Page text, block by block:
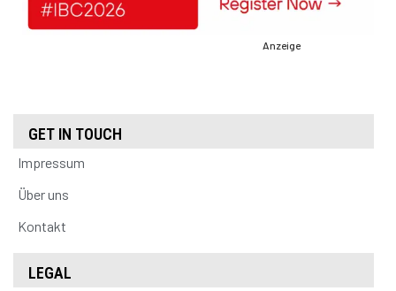
Anzeige
GET IN TOUCH
Impressum
Über uns
Kontakt
LEGAL